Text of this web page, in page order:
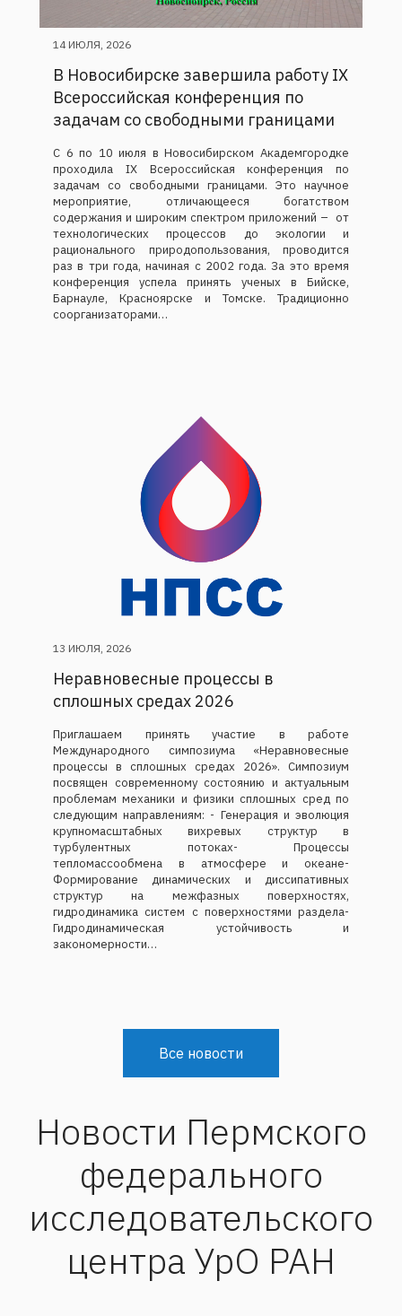
14 ИЮЛЯ, 2026
В Новосибирске завершила работу IX
Всероссийская конференция по
задачам со свободными границами
С 6 по 10 июля в Новосибирском Академгородке
проходила IX Всероссийская конференция по
задачам со свободными границами. Это научное
мероприятие, отличающееся богатством
содержания и широким спектром приложений – от
технологических процессов до экологии и
рационального природопользования, проводится
раз в три года, начиная с 2002 года. За это время
конференция успела принять ученых в Бийске,
Барнауле, Красноярске и Томске. Традиционно
соорганизаторами…
13 ИЮЛЯ, 2026
Неравновесные процессы в
сплошных средах 2026
Приглашаем принять участие в работе
Международного симпозиума «Неравновесные
процессы в сплошных средах 2026». Симпозиум
посвящен современному состоянию и актуальным
проблемам механики и физики сплошных сред по
следующим направлениям: - Генерация и эволюция
крупномасштабных вихревых структур в
турбулентных потоках- Процессы
тепломассообмена в атмосфере и океане-
Формирование динамических и диссипативных
структур на межфазных поверхностях,
гидродинамика систем с поверхностями раздела-
Гидродинамическая устойчивость и
закономерности…
Все новости
Новости Пермского
федерального
исследовательского
центра УрО РАН